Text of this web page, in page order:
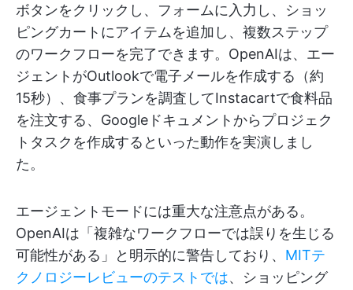
ボタンをクリックし、フォームに入力し、ショッ
ピングカートにアイテムを追加し、複数ステップ
のワークフローを完了できます。OpenAIは、エー
ジェントがOutlookで電子メールを作成する（約
15秒）、食事プランを調査してInstacartで食料品
を注文する、Googleドキュメントからプロジェク
トタスクを作成するといった動作を実演しまし
た。
エージェントモードには重大な注意点がある。
OpenAIは「複雑なワークフローでは誤りを生じる
可能性がある」と明示的に警告しており、 MITテ
クノロジーレビューのテストでは、ショッピング